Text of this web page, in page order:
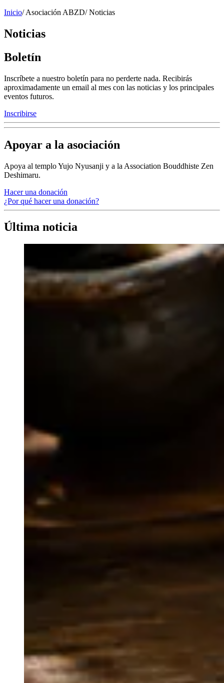
Inicio/ Asociación ABZD/ Noticias
Noticias
Boletín
Inscríbete a nuestro boletín para no perderte nada. Recibirás
aproximadamente un email al mes con las noticias y los principales
eventos futuros.
Inscribirse
Apoyar a la asociación
Apoya al templo Yujo Nyusanji y a la Association Bouddhiste Zen
Deshimaru.
Hacer una donación
¿Por qué hacer una donación?
Última noticia